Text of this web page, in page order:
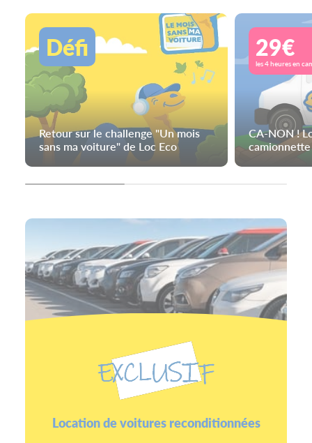
Défi
Retour sur le challenge "Un mois
sans ma voiture" de Loc Eco
29€
les 4 heures en
CA-NON !
Location de voitures reconditionnées